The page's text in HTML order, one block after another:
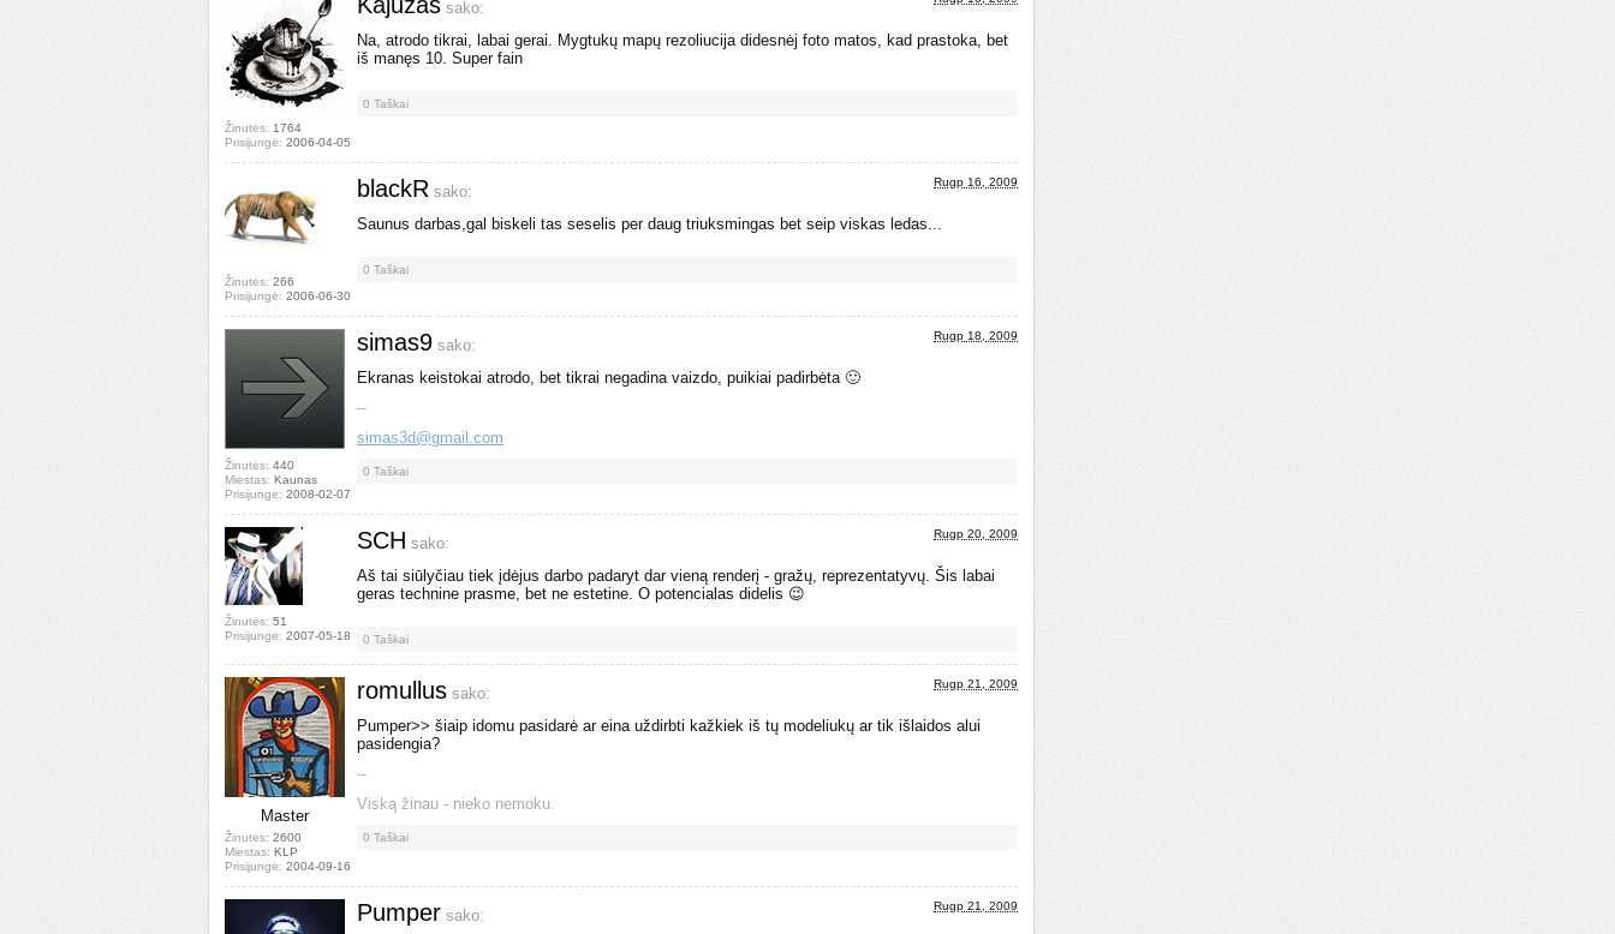
Žinutės: 1764
Prisijungė: 2006-04-05
sako:
Na, atrodo tikrai, labai gerai. Mygtukų mapų rezoliucija didesnėj foto matos, kad prastoka, bet
iš manęs 10. Super fain
0 Taškai
Žinutės: 266
Prisijungė: 2006-06-30
Rugp 16, 2009
blackR sako:
Saunus darbas,gal biskeli tas seselis per daug triuksmingas bet seip viskas ledas...
0 Taškai
Žinutės: 440
Miestas: Kaunas
Prisijungė: 2008-02-07
Rugp 18, 2009
simas9 sako:
Ekranas keistokai atrodo, bet tikrai negadina vaizdo, puikiai padirbėta 🙂
--
simas3d@gmail.com
0 Taškai
Žinutės: 51
Prisijungė: 2007-05-18
Rugp 20, 2009
SCH sako:
Aš tai siūlyčiau tiek įdėjus darbo padaryt dar vieną renderį - gražų, reprezentatyvų. Šis labai
geras technine prasme, bet ne estetine. O potencialas didelis 😉
0 Taškai
Master
Žinutės: 2600
Miestas: KLP
Prisijungė: 2004-09-16
Rugp 21, 2009
romullus sako:
Pumper>> šiaip idomu pasidarė ar eina uždirbti kažkiek iš tų modeliukų ar tik išlaidos alui
pasidengia?
--
Viską žinau - nieko nemoku.
0 Taškai
Rugp 21, 2009
Pumper sako: